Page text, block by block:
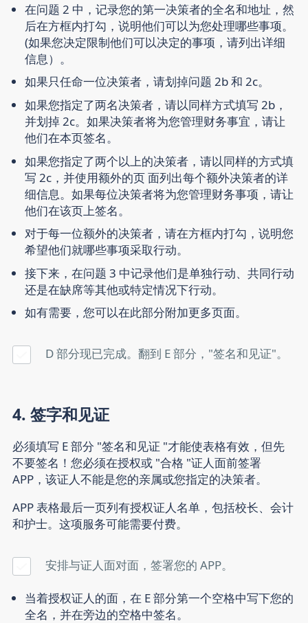
在问题 2 中，记录您的第一决策者的全名和地址，然
后在方框内打勾，说明他们可以为您处理哪些事项。
(如果您决定限制他们可以决定的事项，请列出详细
信息）。
如果只任命一位决策者，请划掉问题 2b 和 2c。
如果您指定了两名决策者，请以同样方式填写 2b，
并划掉 2c。如果决策者将为您管理财务事宜，请让
他们在本页签名。
如果您指定了两个以上的决策者，请以同样的方式填
写 2c，并使用额外的页 面列出每个额外决策者的详
细信息。如果每位决策者将为您管理财务事项，请让
他们在该页上签名。
对于每一位额外的决策者，请在方框内打勾，说明您
希望他们就哪些事项采取行动。
接下来，在问题 3 中记录他们是单独行动、共同行动
还是在缺席等其他或特定情况下行动。
如有需要，您可以在此部分附加更多页面。
D 部分现已完成。翻到 E 部分，"签名和见证"。
4. 签字和见证
必须填写 E 部分 "签名和见证 "才能使表格有效，但先
不要签名！您必须在授权或 "合格 "证人面前签署
APP，该证人不能是您的亲属或您指定的决策者。
APP 表格最后一页列有授权证人名单，包括校长、会计
和护士。这项服务可能需要付费。
安排与证人面对面，签署您的 APP。
当着授权证人的面，在 E 部分第一个空格中写下您的
全名，并在旁边的空格中签名。